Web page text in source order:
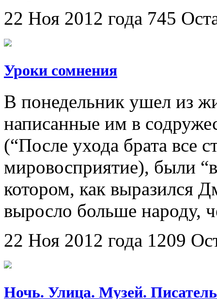
22 Ноя 2012 года 745
Уроки сомнения
В понедельник ушел из
написанные им в
(“После ухода брата все
мировосприятие), были
котором, как выразился
выросло больше народу,
22 Ноя 2012 года 1209
Ночь. Улица. Музей. Писатель